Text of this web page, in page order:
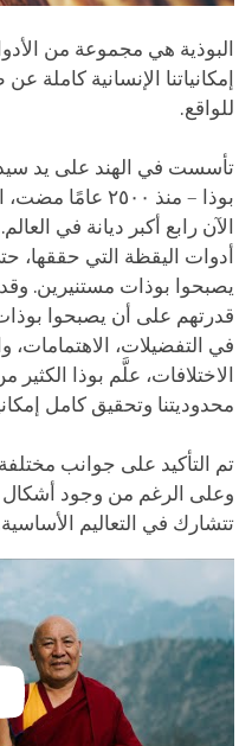
البوذية هي مجموعة من
إمكانياتنا الإنسانية كاملة
للواقع.
تأسست في الهند على يد
بوذا – منذ ٢٥٠٠
الآن رابع أكبر ديانة في
أدوات اليقظة التي حققها،
يصبحوا بوذات مستنيرين.
قدرتهم على أن يصبحوا
في التفضيلات، الاهتمامات،
الاختلافات، علَّم بوذا
محدوديتنا وتحقيق كامل
تم التأكيد على جوانب
وعلى الرغم من وجود أشكال
تتشارك في التعاليم